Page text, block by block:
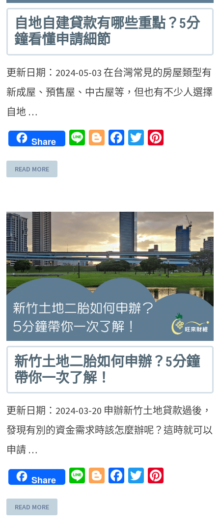
自地自建貸款有哪些重點？5分
鐘看懂申請細節
更新日期：2024-05-03 在台灣常見的房屋類型有
新成屋、預售屋、中古屋等，但也有不少人選擇
自地 …
Share LineBlogger
Facebook
Twitter
READ MORE
新竹土地二胎如何申辦？5分鐘
帶你一次了解！
更新日期：2024-03-20 申辦新竹土地貸款過後，
發現有別的資金需求時該怎麼辦呢？這時就可以
申請 …
Share LineBlogger
Facebook
Twitter
READ MORE